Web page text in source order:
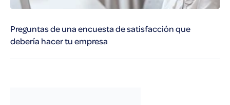
Preguntas de una encuesta de satisfacción que
debería hacer tu empresa